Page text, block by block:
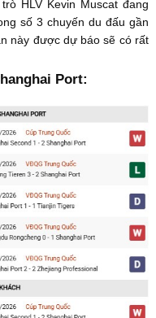
HLV Kevin Muscat đang
số 3 chuyến du đấu gần
này được dự báo sẽ có rất
Port: